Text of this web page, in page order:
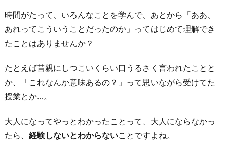
時間がたって、いろんなことを学んで、あとから「ああ、
あれってこういうことだったのか」ってはじめて理解でき
たことはありませんか？
たとえば昔親にしつこいくらい口うるさく言われたことと
か、「これなんか意味あるの？」って思いながら受けてた
授業とか…。
大人になってやっとわかったことって、大人にならなかっ
たら、 経験しないとわからないことですよね。